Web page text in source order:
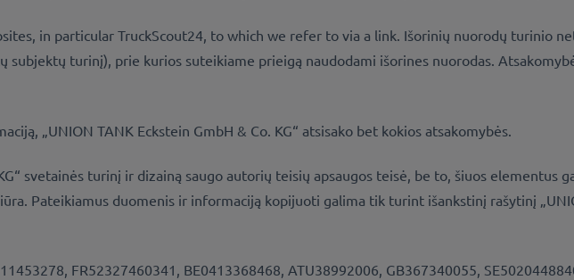
in particular TruckScout24, to which we refer to via a link. Išorinių nuorodų turinio
subjektų turinį), prie kurios suteikiame prieigą naudodami išorines nuorodas.
„UNION TANK Eckstein GmbH & Co. KG“ atsisako bet kokios atsakomybės.
svetainės turinį ir dizainą saugo autorių teisių apsaugos teisė, be to, šiuos elementus
Pateikiamus duomenis ir informaciją kopijuoti galima tik turint išankstinį rašytinį
FR52327460341, BE0413368468, ATU38992006, GB367340055,